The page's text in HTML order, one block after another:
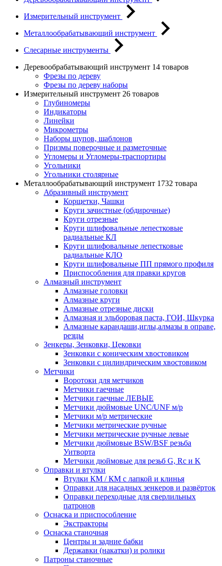
Измерительный инструмент
Металлообрабатывающий инструмент
Слесарные инструменты
Деревообрабатывающий инструмент 14 товаров
Фрезы по дереву
Фрезы по дереву наборы
Измерительный инструмент 26 товаров
Глубиномеры
Индикаторы
Линейки
Микрометры
Наборы щупов, шаблонов
Призмы поверочные и разметочные
Угломеры и Угломеры-траспортиры
Угольники
Угольники столярные
Металлообрабатывающий инструмент 1732 товара
Абразивный инструмент
Корщетки, Чашки
Круги зачистные (обдирочные)
Круги отрезные
Круги шлифовальные лепестковые
радиальные КЛ
Круги шлифовальные лепестковые
радиальные КЛО
Круги шлифовальные ПП прямого профиля
Приспособления для правки кругов
Алмазный инструмент
Алмазные головки
Алмазные круги
Алмазные отрезные диски
Алмазная и эльборовая паста, ГОИ, Шкурка
Алмазные карандаши,иглы,алмазы в оправе,
резцы
Зенкеры, Зенковки, Цековки
Зенковки с коническим хвостовиком
Зенковки с цилиндрическим хвостовиком
Метчики
Воротоки для метчиков
Метчики гаечные
Метчики гаечные ЛЕВЫЕ
Метчики дюймовые UNC/UNF м/р
Метчики м/р метрические
Метчики метрические ручные
Метчики метрические ручные левые
Метчики дюймовые BSW/BSF резьба
Уитворта
Метчики дюймовые для резьб G, Rc и K
Оправки и втулки
Втулки КМ / КМ с лапкой и клинья
Оправки для насадных зенкеров и развёрток
Оправки переходные для сверлильных
патронов
Оснаска и приспособление
Экстракторы
Оснаска станочная
Центры и задние бабки
Державки (накатки) и ролики
Патроны станочные